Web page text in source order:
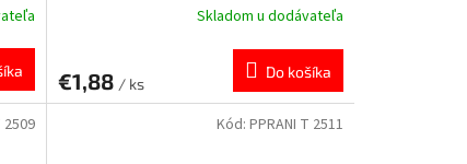
Skladom u dodávateľa
€1,88 / ks
Do košíka
2509 Kód: PPRANI T 2511